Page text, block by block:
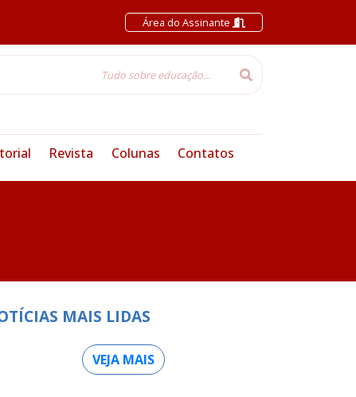
Área do Assinante
Revista Colunas Contatos
MAIS LIDAS
VEJA MAIS